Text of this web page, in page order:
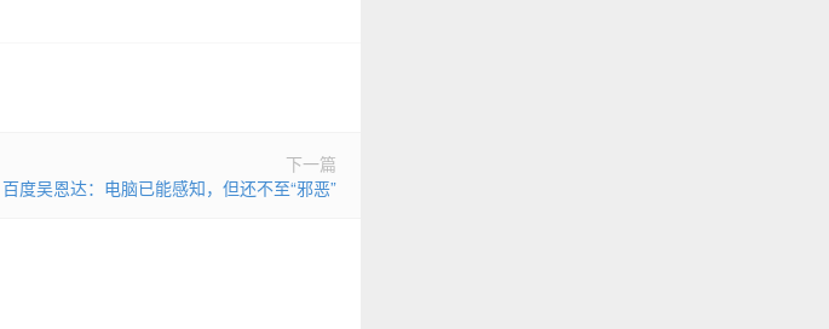
下一篇
百度吴恩达：电脑已能感知，但还不至“邪恶”